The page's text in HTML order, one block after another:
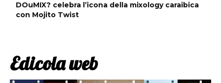
DOuMIX? celebra l’icona della mixology caraibica
con Mojito Twist
Edicola web